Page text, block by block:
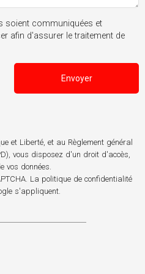
soient communiquées et
afin d'assurer le traitement de
Envoyer
et Liberté, et au Règlement général
vous disposez d'un droit d'accès,
vos données.
La politique de confidentialité
s'appliquent.